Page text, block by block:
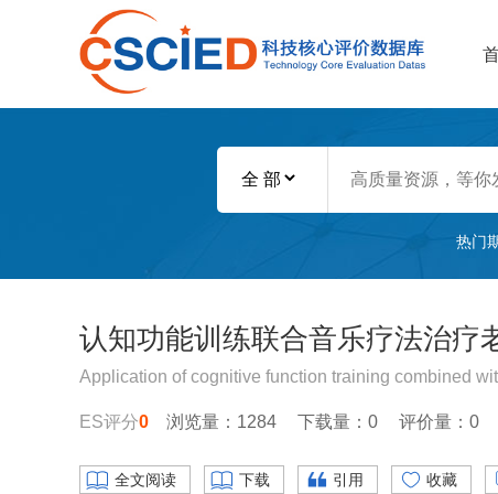
热门
认知功能训练联合音乐疗法治疗
Application of cognitive function training combined
ES评分0 浏览量：1284 下载量：0 评价量：0
全文阅读 下载 引用 收藏